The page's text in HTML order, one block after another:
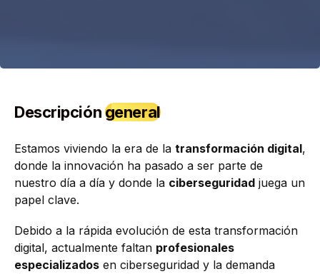
Descripcióngeneral
Estamos viviendo la era de la transformación digital,
donde la innovación ha pasado a ser parte de
nuestro día a día y donde la ciberseguridad juega un
papel clave.
Debido a la rápida evolución de esta transformación
digital, actualmente faltan profesionales
especializados en ciberseguridad y la demanda